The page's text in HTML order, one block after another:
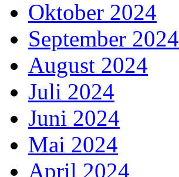
Oktober 2024
September 2024
August 2024
Juli 2024
Juni 2024
Mai 2024
April 2024